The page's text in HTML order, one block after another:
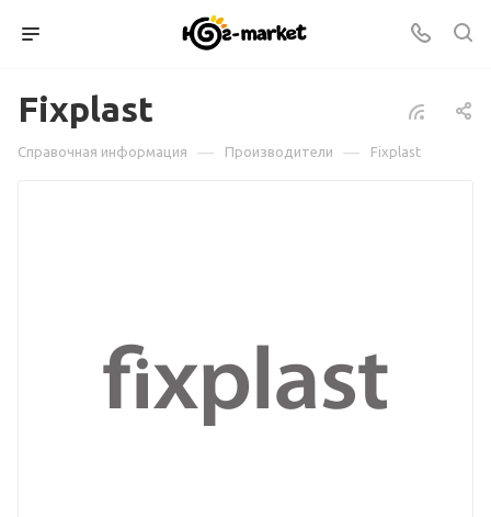
Fixplast
Справочная информация — Производители — Fixplast